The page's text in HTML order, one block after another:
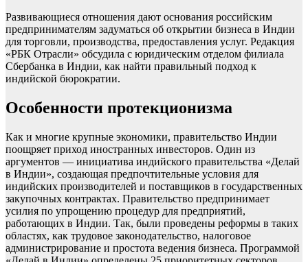
Развивающиеся отношения дают основания российским
предпринимателям задуматься об открытии бизнеса в Индии
для торговли, производства, предоставления услуг. Редакция
«РБК Отрасли» обсудила с юридическим отделом филиала
Сбербанка в Индии, как найти правильный подход к
индийской бюрократии.
Особенности протекционизма
Как и многие крупные экономики, правительство Индии
поощряет приход иностранных инвесторов. Один из
аргументов — инициатива индийского правительства «Делай
в Индии», создающая предпочтительные условия для
индийских производителей и поставщиков в государственных
закупочных контрактах. Правительство предпринимает
усилия по упрощению процедур для предприятий,
работающих в Индии. Так, были проведены реформы в таких
областях, как трудовое законодательство, налоговое
администрирование и простота ведения бизнеса. Программой